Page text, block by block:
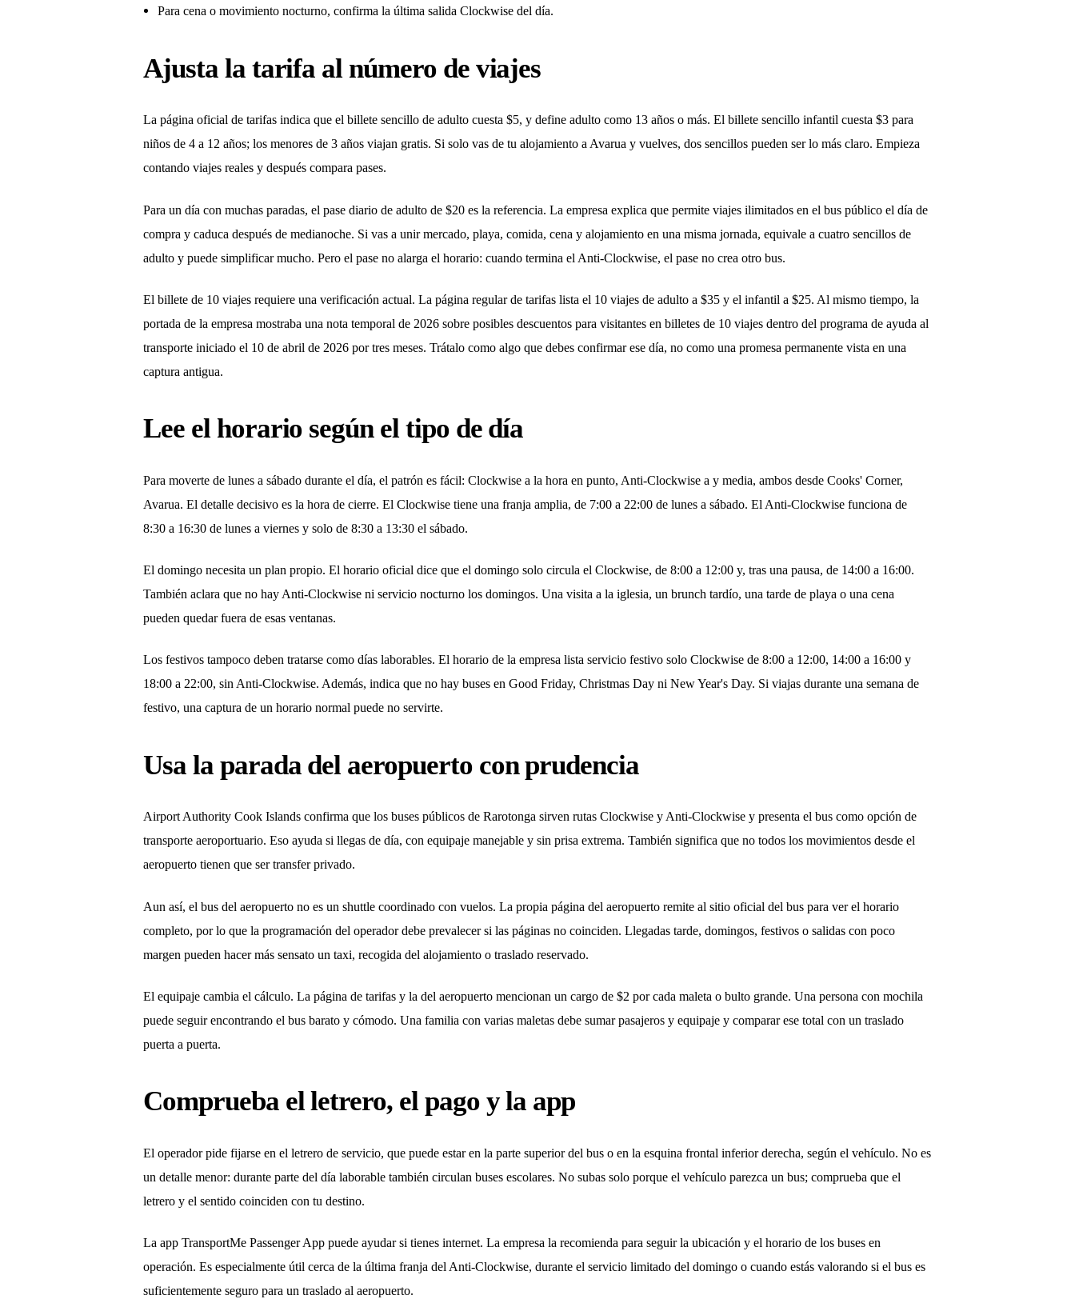
Para cena o movimiento nocturno, confirma la última salida Clockwise del día.
Ajusta la tarifa al número de viajes
La página oficial de tarifas indica que el billete sencillo de adulto cuesta $5, y define adulto como 13 años o más. El billete sencillo infantil cuesta $3 para
niños de 4 a 12 años; los menores de 3 años viajan gratis. Si solo vas de tu alojamiento a Avarua y vuelves, dos sencillos pueden ser lo más claro. Empieza
contando viajes reales y después compara pases.
Para un día con muchas paradas, el pase diario de adulto de $20 es la referencia. La empresa explica que permite viajes ilimitados en el bus público el día de
compra y caduca después de medianoche. Si vas a unir mercado, playa, comida, cena y alojamiento en una misma jornada, equivale a cuatro sencillos de
adulto y puede simplificar mucho. Pero el pase no alarga el horario: cuando termina el Anti-Clockwise, el pase no crea otro bus.
El billete de 10 viajes requiere una verificación actual. La página regular de tarifas lista el 10 viajes de adulto a $35 y el infantil a $25. Al mismo tiempo, la
portada de la empresa mostraba una nota temporal de 2026 sobre posibles descuentos para visitantes en billetes de 10 viajes dentro del programa de ayuda al
transporte iniciado el 10 de abril de 2026 por tres meses. Trátalo como algo que debes confirmar ese día, no como una promesa permanente vista en una
captura antigua.
Lee el horario según el tipo de día
Para moverte de lunes a sábado durante el día, el patrón es fácil: Clockwise a la hora en punto, Anti-Clockwise a y media, ambos desde Cooks' Corner,
Avarua. El detalle decisivo es la hora de cierre. El Clockwise tiene una franja amplia, de 7:00 a 22:00 de lunes a sábado. El Anti-Clockwise funciona de
8:30 a 16:30 de lunes a viernes y solo de 8:30 a 13:30 el sábado.
El domingo necesita un plan propio. El horario oficial dice que el domingo solo circula el Clockwise, de 8:00 a 12:00 y, tras una pausa, de 14:00 a 16:00.
También aclara que no hay Anti-Clockwise ni servicio nocturno los domingos. Una visita a la iglesia, un brunch tardío, una tarde de playa o una cena
pueden quedar fuera de esas ventanas.
Los festivos tampoco deben tratarse como días laborables. El horario de la empresa lista servicio festivo solo Clockwise de 8:00 a 12:00, 14:00 a 16:00 y
18:00 a 22:00, sin Anti-Clockwise. Además, indica que no hay buses en Good Friday, Christmas Day ni New Year's Day. Si viajas durante una semana de
festivo, una captura de un horario normal puede no servirte.
Usa la parada del aeropuerto con prudencia
Airport Authority Cook Islands confirma que los buses públicos de Rarotonga sirven rutas Clockwise y Anti-Clockwise y presenta el bus como opción de
transporte aeroportuario. Eso ayuda si llegas de día, con equipaje manejable y sin prisa extrema. También significa que no todos los movimientos desde el
aeropuerto tienen que ser transfer privado.
Aun así, el bus del aeropuerto no es un shuttle coordinado con vuelos. La propia página del aeropuerto remite al sitio oficial del bus para ver el horario
completo, por lo que la programación del operador debe prevalecer si las páginas no coinciden. Llegadas tarde, domingos, festivos o salidas con poco
margen pueden hacer más sensato un taxi, recogida del alojamiento o traslado reservado.
El equipaje cambia el cálculo. La página de tarifas y la del aeropuerto mencionan un cargo de $2 por cada maleta o bulto grande. Una persona con mochila
puede seguir encontrando el bus barato y cómodo. Una familia con varias maletas debe sumar pasajeros y equipaje y comparar ese total con un traslado
puerta a puerta.
Comprueba el letrero, el pago y la app
El operador pide fijarse en el letrero de servicio, que puede estar en la parte superior del bus o en la esquina frontal inferior derecha, según el vehículo. No es
un detalle menor: durante parte del día laborable también circulan buses escolares. No subas solo porque el vehículo parezca un bus; comprueba que el
letrero y el sentido coinciden con tu destino.
La app TransportMe Passenger App puede ayudar si tienes internet. La empresa la recomienda para seguir la ubicación y el horario de los buses en
operación. Es especialmente útil cerca de la última franja del Anti-Clockwise, durante el servicio limitado del domingo o cuando estás valorando si el bus es
suficientemente seguro para un traslado al aeropuerto.